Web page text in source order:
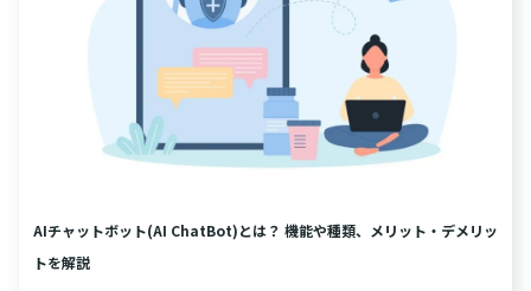
AIチャットボット(AI ChatBot)とは？ 機能や種類、メリット・デメリッ
トを解説